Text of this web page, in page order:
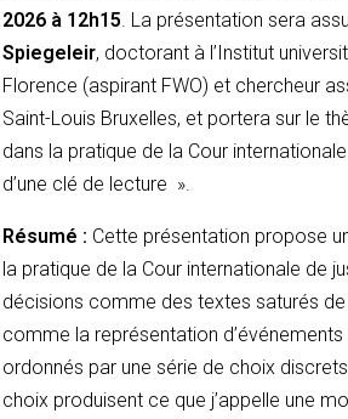
2026 à 12h15 . La présentation sera
Spiegeleir, doctorant à l’Institut
Florence (aspirant FWO) et chercheur
Saint-Louis Bruxelles, et portera sur le
dans la pratique de la Cour
d’une clé de lecture ».
Résumé : Cette présentation propose
la pratique de la Cour internationale de
décisions comme des textes saturés
comme la représentation
ordonnés par une série de choix
choix produisent ce que j’appelle une